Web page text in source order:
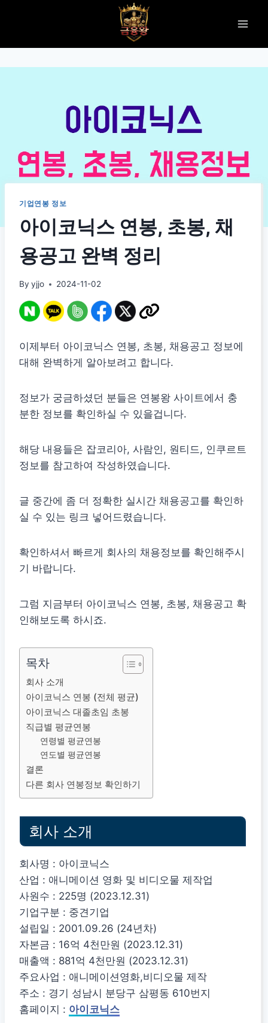
기업연봉 정보
아이코닉스 연봉, 초봉, 채
용공고 완벽 정리
By yjjo 2024-11-02
이제부터 아이코닉스 연봉, 초봉, 채용공고 정보에
대해 완벽하게 알아보려고 합니다.
정보가 궁금하셨던 분들은 연봉왕 사이트에서 충
분한 정보를 확인하실 수 있을겁니다.
해당 내용들은 잡코리아, 사람인, 원티드, 인쿠르트
정보를 참고하여 작성하였습니다.
글 중간에 좀 더 정확한 실시간 채용공고를 확인하
실 수 있는 링크 넣어드렸습니다.
확인하셔서 빠르게 회사의 채용정보를 확인해주시
기 바랍니다.
그럼 지금부터 아이코닉스 연봉, 초봉, 채용공고 확
인해보도록 하시죠.
목차
회사 소개
아이코닉스 연봉 (전체 평균)
아이코닉스 대졸초임 초봉
직급별 평균연봉
연령별 평균연봉
연도별 평균연봉
결론
다른 회사 연봉정보 확인하기
회사 소개
회사명 : 아이코닉스
산업 : 애니메이션 영화 및 비디오물 제작업
사원수 : 225명 (2023.12.31)
기업구분 : 중견기업
설립일 : 2001.09.26 (24년차)
자본금 : 16억 4천만원 (2023.12.31)
매출액 : 881억 4천만원 (2023.12.31)
주요사업 : 애니메이션영화,비디오물 제작
주소 : 경기 성남시 분당구 삼평동 610번지
홈페이지 : 아이코닉스